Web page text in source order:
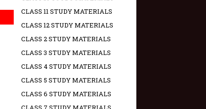
CLASS 11 STUDY MATERIALS
CLASS 12 STUDY MATERIALS
CLASS 2 STUDY MATERIALS
CLASS 3 STUDY MATERIALS
CLASS 4 STUDY MATERIALS
CLASS 5 STUDY MATERIALS
CLASS 6 STUDY MATERIALS